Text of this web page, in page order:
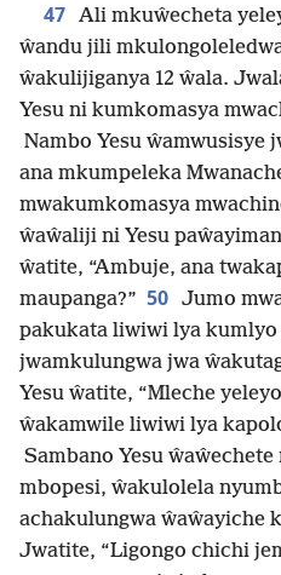
47 Ali mkuŵecheta
ŵandu jili
ŵakulijiganya 12 ŵala.
Yesu ni kumkomasya
Nambo Yesu ŵamwusisye
ana mkumpeleka
mwakumkomasya
ŵaŵaliji ni Yesu
ŵatite, “Ambuje, ana
maupanga?” 50 Jumo
pakukata liwiwi lya
jwamkulungwa jwa
Yesu ŵatite, “Mleche
ŵakamwile liwiwi lya
Sambano Yesu
mbopesi, ŵakulolela
achakulungwa ŵaŵayiche
Jwatite, “Ligongo chichi